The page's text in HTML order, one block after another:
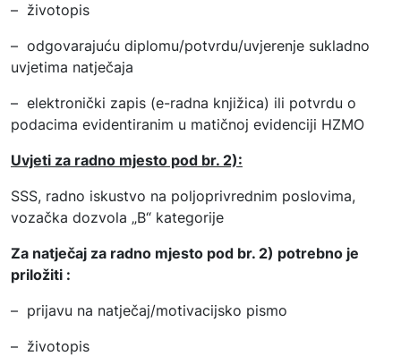
– životopis
– odgovarajuću diplomu/potvrdu/uvjerenje sukladno
uvjetima natječaja
– elektronički zapis (e-radna knjižica) ili potvrdu o
podacima evidentiranim u matičnoj evidenciji HZMO
Uvjeti za radno mjesto pod br. 2):
SSS, radno iskustvo na poljoprivrednim poslovima,
vozačka dozvola „B“ kategorije
Za natječaj za radno mjesto pod br. 2) potrebno je
priložiti :
– prijavu na natječaj/motivacijsko pismo
– životopis